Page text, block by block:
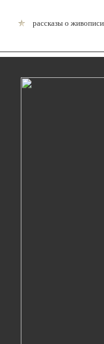
рассказы о живописи